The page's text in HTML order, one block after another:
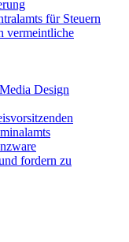
für Steuern
vermeintliche
Design
fordern zu